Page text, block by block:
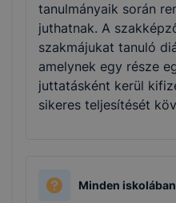
tanulmányaik során
juthatnak. A
szakmájukat tanuló
amelynek egy része
juttatásként kerül
sikeres teljesítését
Minden